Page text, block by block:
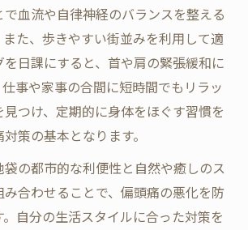
で血流や自律神経のバランスを整える
また、歩きやすい街並みを利用して適
日課にすると、首や肩の緊張緩和に
事や家事の合間に短時間でもリラッ
つけ、定期的に身体をほぐす習慣を
策の基本となります。
袋の都市的な利便性と自然や癒しのス
合わせることで、偏頭痛の悪化を防
自分の生活スタイルに合った対策を